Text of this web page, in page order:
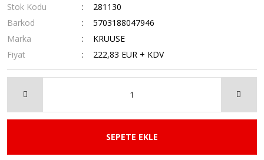
Stok Kodu
281130
Barkod
5703188047946
Marka
KRUUSE
Fiyat
222,83 EUR + KDV
SEPETE EKLE